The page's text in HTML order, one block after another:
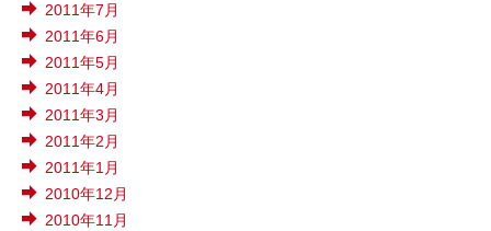
2011年7月
2011年6月
2011年5月
2011年4月
2011年3月
2011年2月
2011年1月
2010年12月
2010年11月